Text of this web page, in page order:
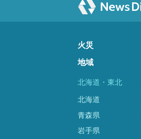
火災
地域
北海道・東北
北海道
青森県
岩手県